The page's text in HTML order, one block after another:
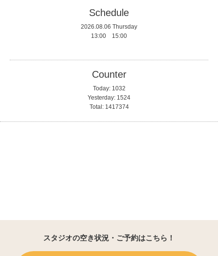
Schedule
2026.08.06 Thursday
13:00 15:00
Counter
Today: 1032
Yesterday: 1524
Total: 1417374
スタジオの空き状況・ご予約はこちら！